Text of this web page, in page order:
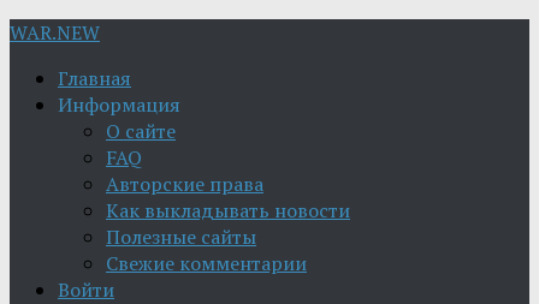
WAR.NEW
Главная
Информация
О сайте
FAQ
Авторские права
Как выкладывать новости
Полезные сайты
Свежие комментарии
Войти